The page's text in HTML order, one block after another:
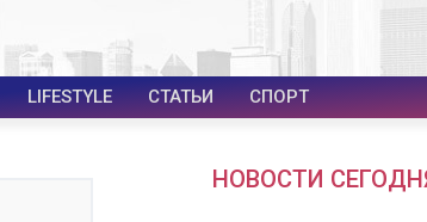
LIFESTYLE СТАТЬИ СПОРТ
НОВОСТИ